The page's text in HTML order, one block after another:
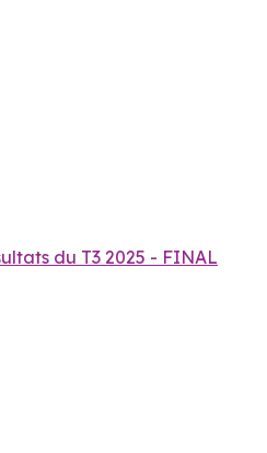
du T3 2025 - FINAL